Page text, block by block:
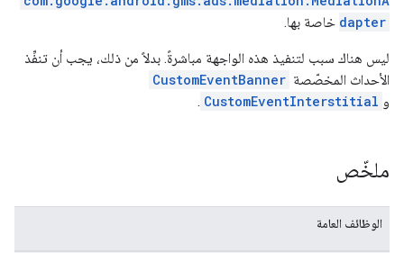
dapter خاصة بها.
ليس هناك سبب لتنفيذ هذه الواجهة مباشرةً. بدلاً من ذلك، يجب أن تنفِّذ
الأحداث المخصّصة CustomEventBanner
و CustomEventInterstitial
.
ملخّص
الوظائف العامة